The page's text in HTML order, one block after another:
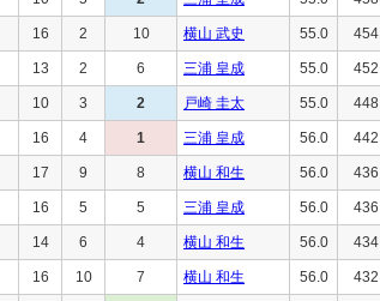
16 2 10 横山 武史 55.0 454
13 2 6 三浦 皇成 55.0 452
10 3 2 戸崎 圭太 55.0 448
16 4 1 三浦 皇成 56.0 442
17 9 8 横山 和生 56.0 436
16 5 5 三浦 皇成 56.0 436
14 6 4 横山 和生 56.0 434
16 10 7 横山 和生 56.0 432